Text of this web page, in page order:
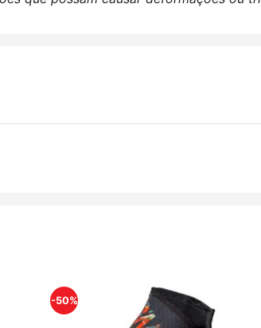
-50%